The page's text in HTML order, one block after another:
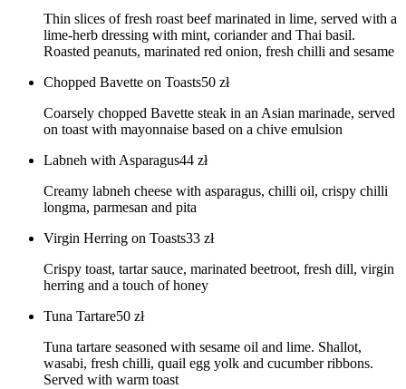
Thin slices of fresh roast beef marinated in lime, served with a
lime-herb dressing with mint, coriander and Thai basil.
Roasted peanuts, marinated red onion, fresh chilli and sesame
Chopped Bavette on Toasts50 zł
Coarsely chopped Bavette steak in an Asian marinade, served
on toast with mayonnaise based on a chive emulsion
Labneh with Asparagus44 zł
Creamy labneh cheese with asparagus, chilli oil, crispy chilli
longma, parmesan and pita
Virgin Herring on Toasts33 zł
Crispy toast, tartar sauce, marinated beetroot, fresh dill, virgin
herring and a touch of honey
Tuna Tartare50 zł
Tuna tartare seasoned with sesame oil and lime. Shallot,
wasabi, fresh chilli, quail egg yolk and cucumber ribbons.
Served with warm toast